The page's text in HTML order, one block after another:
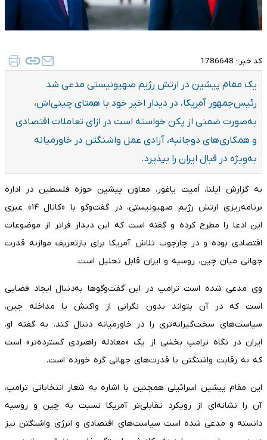
کد خبر : 1786648
یک مقام پیشین در ارتش رژیم صهیونیستی مدعی شد
رئیس‌جمهور آمریکا، در دیدار اخیر خود با همتای چینی‌اش،
به‌صورت ضمنی از پکن خواسته است در ازای تعاملات اقتصادی
و همکاری‌های دوجانبه، آزادی عمل واشنگتن در خاورمیانه
به‌ویژه در قبال ایران را بپذیرد.
به گزارش ایلنا، اَمیت یاغور، معاون پیشین حوزه فلسطین در اداره
برنامه‌ریزی ارتش رژیم صهیونیستی، در گفت‌وگو با «کانال ۱۴» عبری
این ادعا را مطرح کرده و گفته است که این دیدار فراتر از موضوعات
اقتصادی بوده و در چارچوب تلاش آمریکا برای بازتعریف موازنه قدرت
جهانی میان چین، روسیه و ایران قابل تحلیل است.
وی مدعی شده است ترامپ در این گفت‌وگوها به‌دنبال ایجاد فضایی
است که در آن بتواند بدون نگرانی از واکنش یا مداخله چین،
سیاست‌های سخت‌گیرانه‌تری را در خاورمیانه دنبال کند. به گفته او،
ایران در نگاه ترامپ بخشی از یک «معادله راهبردی گسترده‌تر» است
که به رقابت واشنگتن با قدرت‌های جهانی گره خورده است.
این مقام پیشین اسرائیلی همچنین با اشاره به شعار انتخاباتی ترامپ،
آن را نشانه‌ای از رویکرد تقابلی‌تر آمریکا نسبت به چین و روسیه
دانسته و مدعی شده است سیاست‌های اقتصادی و انرژی واشنگتن نیز